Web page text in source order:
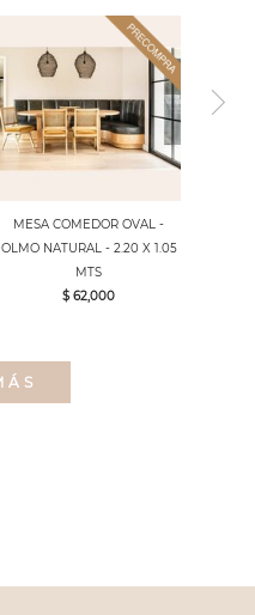
MESA COMEDOR OVAL -
OLMO NATURAL - 2.20 X 1.05
MTS
$ 62,000